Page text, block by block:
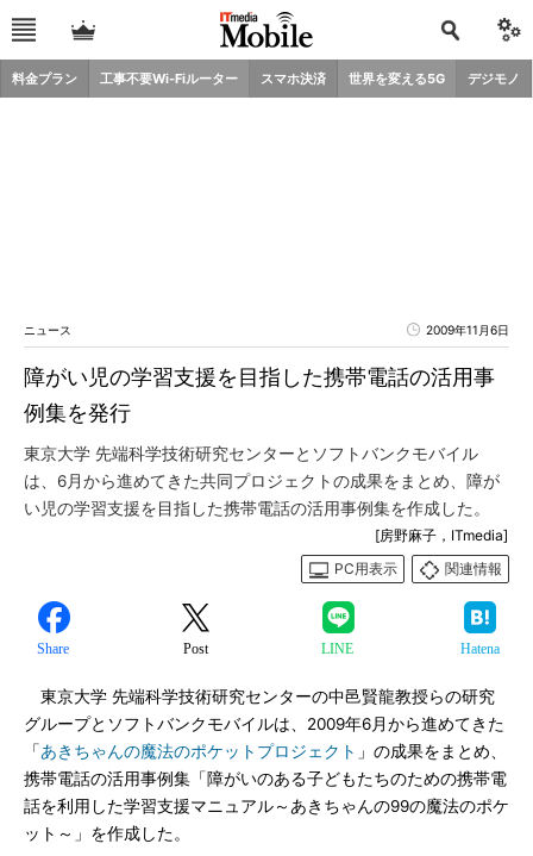
料金プラン 工事不要Wi-Fiルーター スマホ決済 世界を変える5G デジモノ
ニュース 2009年11月6日
障がい児の学習支援を目指した携帯電話の活用事
例集を発行
東京大学 先端科学技術研究センターとソフトバンクモバイル
は、6月から進めてきた共同プロジェクトの成果をまとめ、障が
い児の学習支援を目指した携帯電話の活用事例集を作成した。
[房野麻子，ITmedia]
PC用表示
関連情報
Share Post LINE Hatena
東京大学 先端科学技術研究センターの中邑賢龍教授らの研究
グループとソフトバンクモバイルは、2009年6月から進めてきた
「あきちゃんの魔法のポケットプロジェクト 」の成果をまとめ、
携帯電話の活用事例集「障がいのある子どもたちのための携帯電
話を利用した学習支援マニュアル～あきちゃんの99の魔法のポケ
ット～」を作成した。